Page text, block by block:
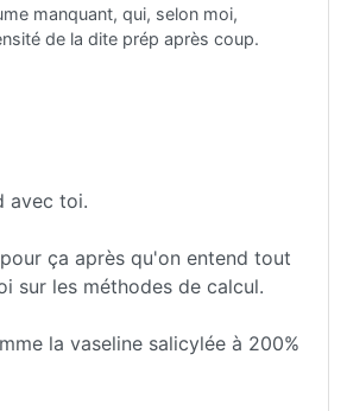
manquant, qui, selon moi,
de la dite prép après coup.
avec toi.
ça après qu'on entend tout
sur les méthodes de calcul.
la vaseline salicylée à 200%